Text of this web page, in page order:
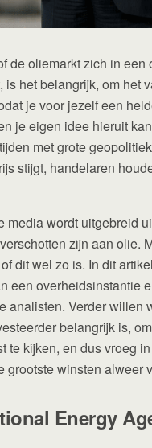
de oliemarkt zich in een
is het belangrijk, om het
je voor jezelf een
je eigen idee hieruit
met grote
stijgt, handelaren
media wordt uitgebreid
zijn aan olie.
dit wel zo is. In dit
een overheidsinstantie
analisten. Verder willen
belangrijk is,
te kijken, en dus vroeg
grootste winsten alweer
Energy